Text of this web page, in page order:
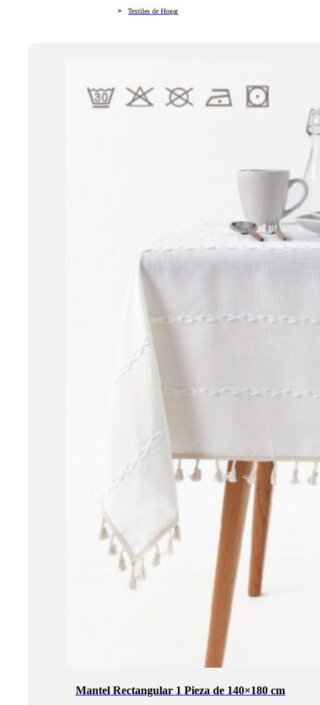
Textiles de Hogar
Mantel Rectangular 1 Pieza de 140×180 cm